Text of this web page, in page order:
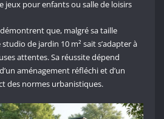
jeux pour enfants ou salle de loisirs
démontrent que, malgré sa taille
de jardin 10 m² sait s’adapter à
attentes. Sa réussite dépend
aménagement réfléchi et d’un
des normes urbanistiques.